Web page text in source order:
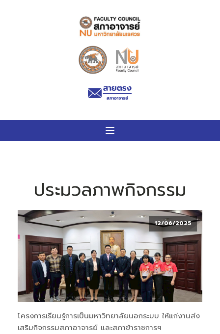
ประมวลภาพกิจกรรม
12/06/2025
โครงการเรียนรู้การเป็นมหาวิทยาลัยนอกระบบ ให้แก่งานส่ง
เสริมกิจกรรมสภาอาจารย์ และสภาข้าราชการฯ